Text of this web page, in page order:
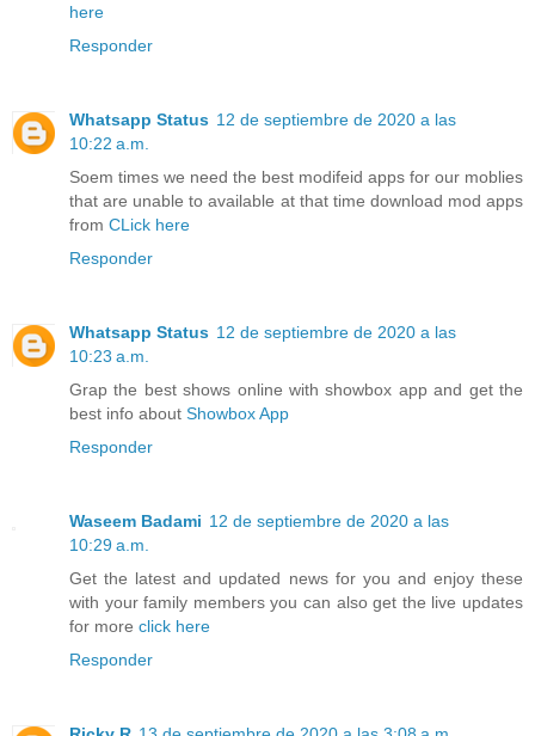
here
Responder
Whatsapp Status 12 de septiembre de 2020 a las
10:22 a.m.
Soem times we need the best modifeid apps for our moblies
that are unable to available at that time download mod apps
from CLick here
Responder
Whatsapp Status 12 de septiembre de 2020 a las
10:23 a.m.
Grap the best shows online with showbox app and get the
best info about Showbox App
Responder
Waseem Badami 12 de septiembre de 2020 a las
10:29 a.m.
Get the latest and updated news for you and enjoy these
with your family members you can also get the live updates
for more click here
Responder